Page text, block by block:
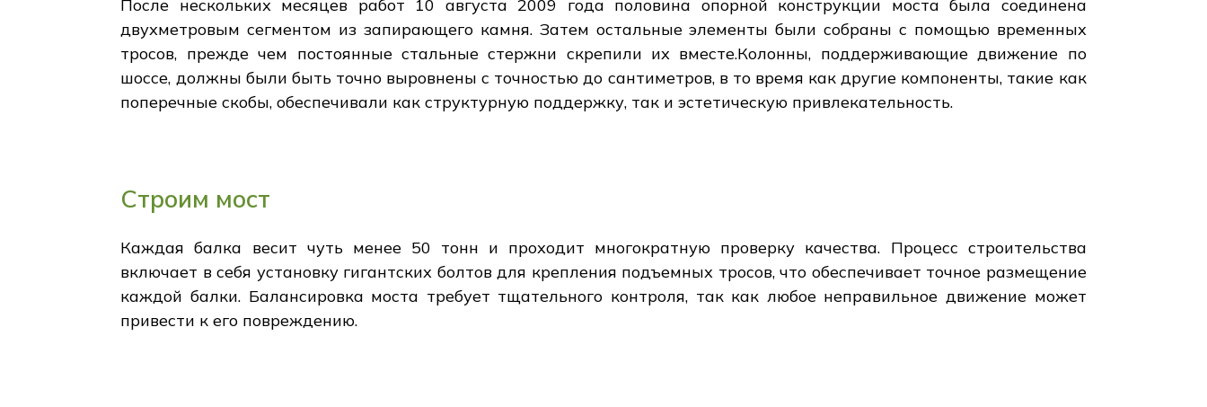
После нескольких месяцев работ 10 августа 2009 года половина опорной конструкции моста была соединена
двухметровым сегментом из запирающего камня. Затем остальные элементы были собраны с помощью временных
тросов, прежде чем постоянные стальные стержни скрепили их вместе.Колонны, поддерживающие движение по
шоссе, должны были быть точно выровнены с точностью до сантиметров, в то время как другие компоненты, такие как
поперечные скобы, обеспечивали как структурную поддержку, так и эстетическую привлекательность.
Строим мост
Каждая балка весит чуть менее 50 тонн и проходит многократную проверку качества. Процесс строительства
включает в себя установку гигантских болтов для крепления подъемных тросов, что обеспечивает точное размещение
каждой балки. Балансировка моста требует тщательного контроля, так как любое неправильное движение может
привести к его повреждению.